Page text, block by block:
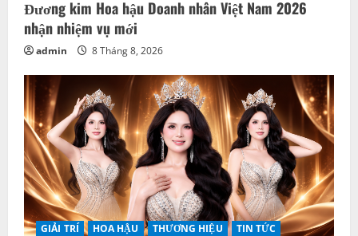
Đương kim Hoa hậu Doanh nhân Việt Nam 2026
nhận nhiệm vụ mới
admin 8 Tháng 8, 2026
GIẢI TRÍ HOA HẬU THƯƠNG HIỆU TIN TỨC